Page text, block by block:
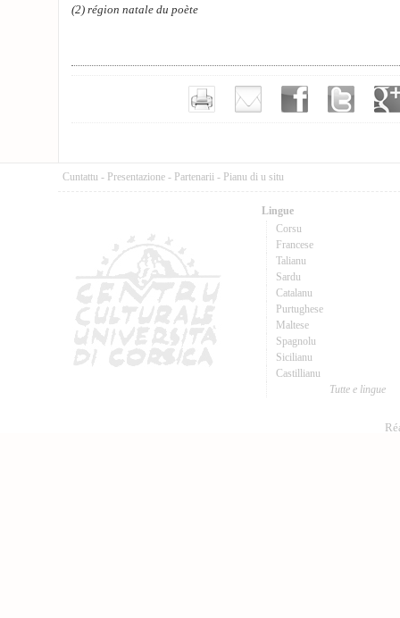
(2) région natale du poète
Cuntattu - Presentazione - Partenarii - Pianu di u situ
Lingue
Corsu
Francese
Talianu
Sardu
Catalanu
Purtughese
Maltese
Spagnolu
Sicilianu
Castillianu
Tutte e lingue